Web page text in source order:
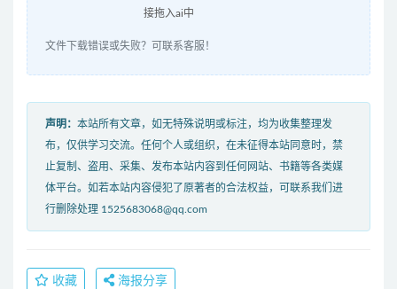
接拖入ai中
文件下载错误或失败？可联系客服！
声明： 本站所有文章，如无特殊说明或标注，均为收集整理发
布，仅供学习交流。任何个人或组织，在未征得本站同意时，禁
止复制、盗用、采集、发布本站内容到任何网站、书籍等各类媒
体平台。如若本站内容侵犯了原著者的合法权益，可联系我们进
行删除处理 1525683068@qq.com
收藏 海报分享